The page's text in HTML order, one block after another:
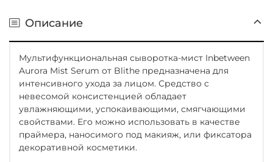
Описание
Мультифункциональная сыворотка-мист Inbetween
Aurora Mist Serum от Blithe предназначена для
интенсивного ухода за лицом. Средство с
невесомой консистенцией обладает
увлажняющими, успокаивающими, смягчающими
свойствами. Его можно использовать в качестве
праймера, наносимого под макияж, или фиксатора
декоративной косметики.